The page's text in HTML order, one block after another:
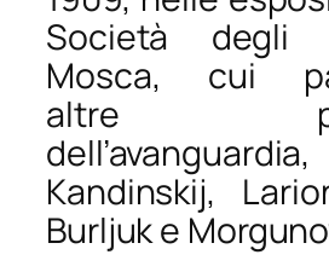
Società
Mosca, cui
altre
Kandinskij,
Burljuk e